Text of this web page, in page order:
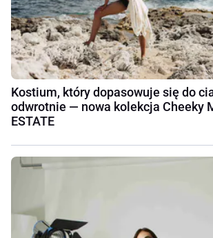
Kostium, który dopasowuje się do
odwrotnie — nowa kolekcja Cheeky
ESTATE